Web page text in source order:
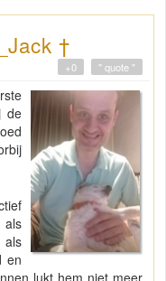
†
" quote "
+0
de
als
en